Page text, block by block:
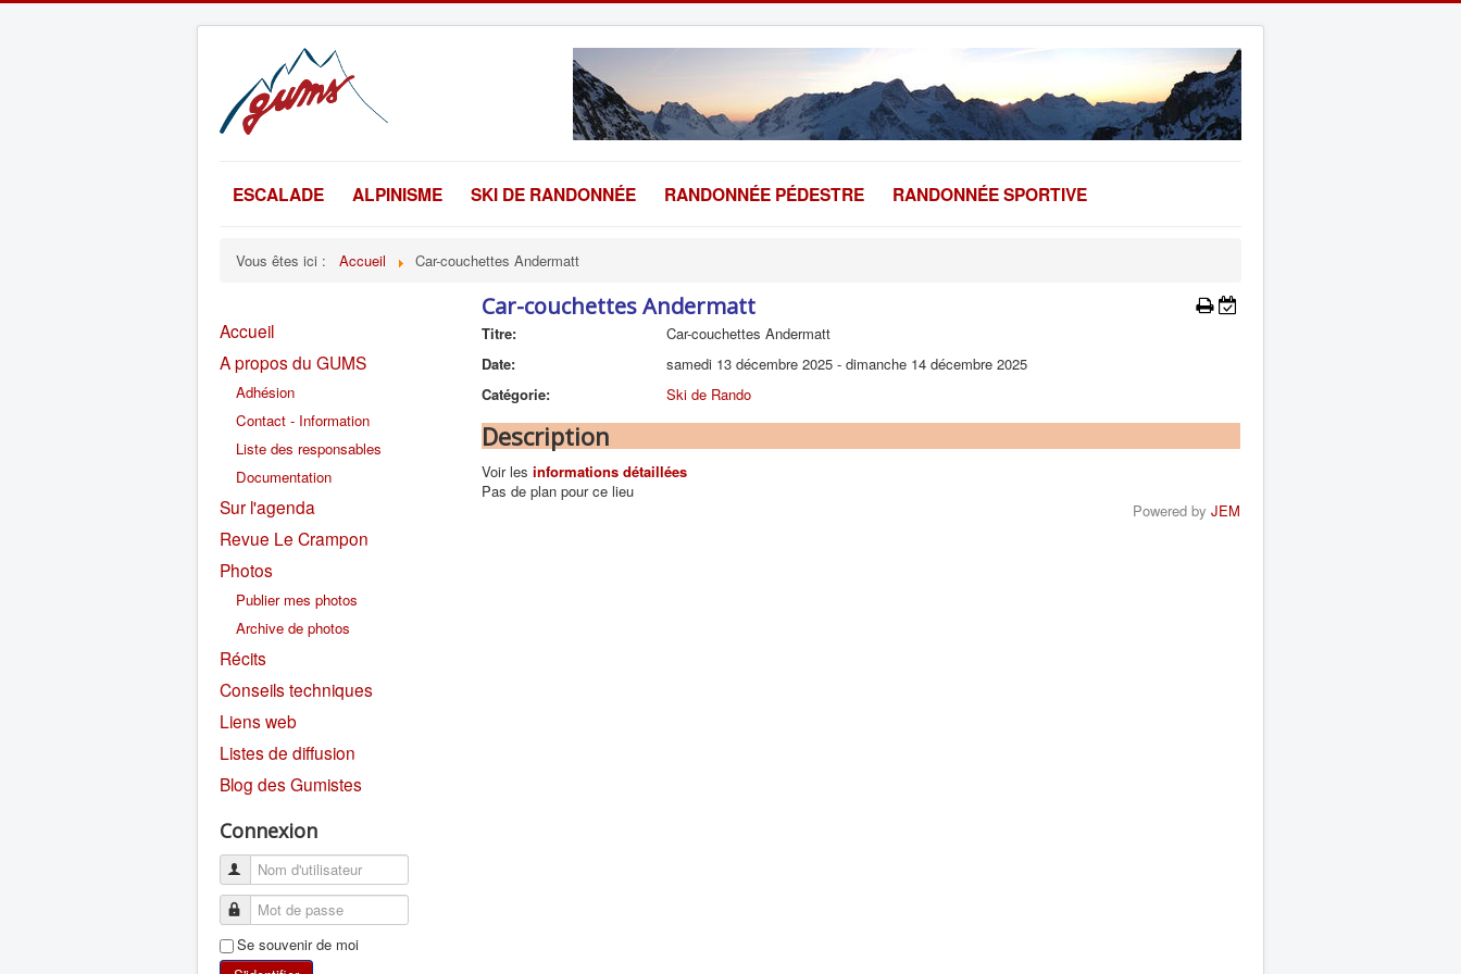
ESCALADE ALPINISME SKI DE RANDONNÉE RANDONNÉE PÉDESTRE RANDONNÉE SPORTIVE
Vous êtes ici : Accueil Car-couchettes Andermatt
Accueil
A propos du GUMS
Adhésion
Contact - Information
Liste des responsables
Documentation
Sur l'agenda
Revue Le Crampon
Photos
Publier mes photos
Archive de photos
Récits
Conseils techniques
Liens web
Listes de diffusion
Blog des Gumistes
Connexion
Se souvenir de moi
Car-couchettes Andermatt
Titre:
Car-couchettes Andermatt
Date:
samedi 13 décembre 2025 - dimanche 14 décembre 2025
Catégorie:
Ski de Rando
Description
Voir les informations détaillées
Pas de plan pour ce lieu
Powered by JEM